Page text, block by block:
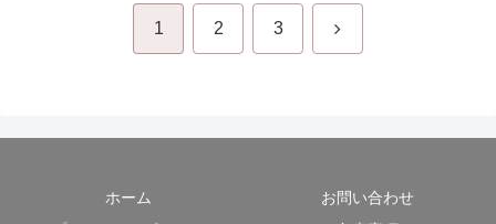
1 2 3 次
ホーム
お問い合わせ